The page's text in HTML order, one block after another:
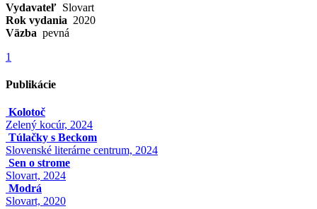
Vydavateľ Slovart
Rok vydania 2020
Väzba pevná
1
Publikácie
Kolotoč
Zelený kocúr, 2024
Túlačky s Beckom
Slovenské literárne centrum, 2024
Sen o strome
Slovart, 2024
Modrá
Slovart, 2020